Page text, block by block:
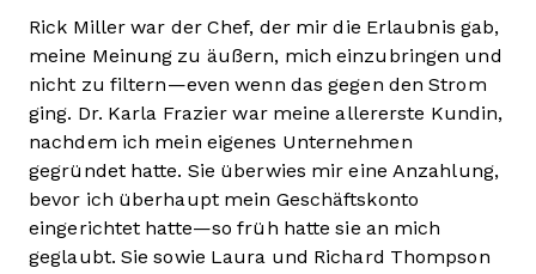
Rick Miller war der Chef, der mir die Erlaubnis gab,
meine Meinung zu äußern, mich einzubringen und
nicht zu filtern—even wenn das gegen den Strom
ging. Dr. Karla Frazier war meine allererste Kundin,
nachdem ich mein eigenes Unternehmen
gegründet hatte. Sie überwies mir eine Anzahlung,
bevor ich überhaupt mein Geschäftskonto
eingerichtet hatte—so früh hatte sie an mich
geglaubt. Sie sowie Laura und Richard Thompson